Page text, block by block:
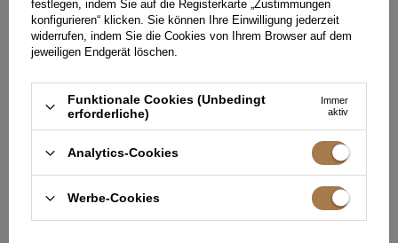
HINTERLASSEN SIE IHR FEEDBACK
TEILEN SIE IHRE MEINUNG
MIT ANDEREN
Jede Meinung hilft anderen Kundinnen bei der Auswahl.
Wenn Sie dieses Modell getragen haben, teilen Sie bitte Ihre
Eindrücke mit - jedes Detail zähltal.
15 Pkt.
festlegen, indem Sie auf die Registerkarte „Zustimmungen
konfigurieren“ klicken. Sie können Ihre Einwilligung jederzeit
widerrufen, indem Sie die Cookies von Ihrem Browser auf dem
jeweiligen Endgerät löschen.
Funktionale Cookies (Unbedingt
erforderliche)
Immer
aktiv
Analytics-Cookies
Werbe-Cookies